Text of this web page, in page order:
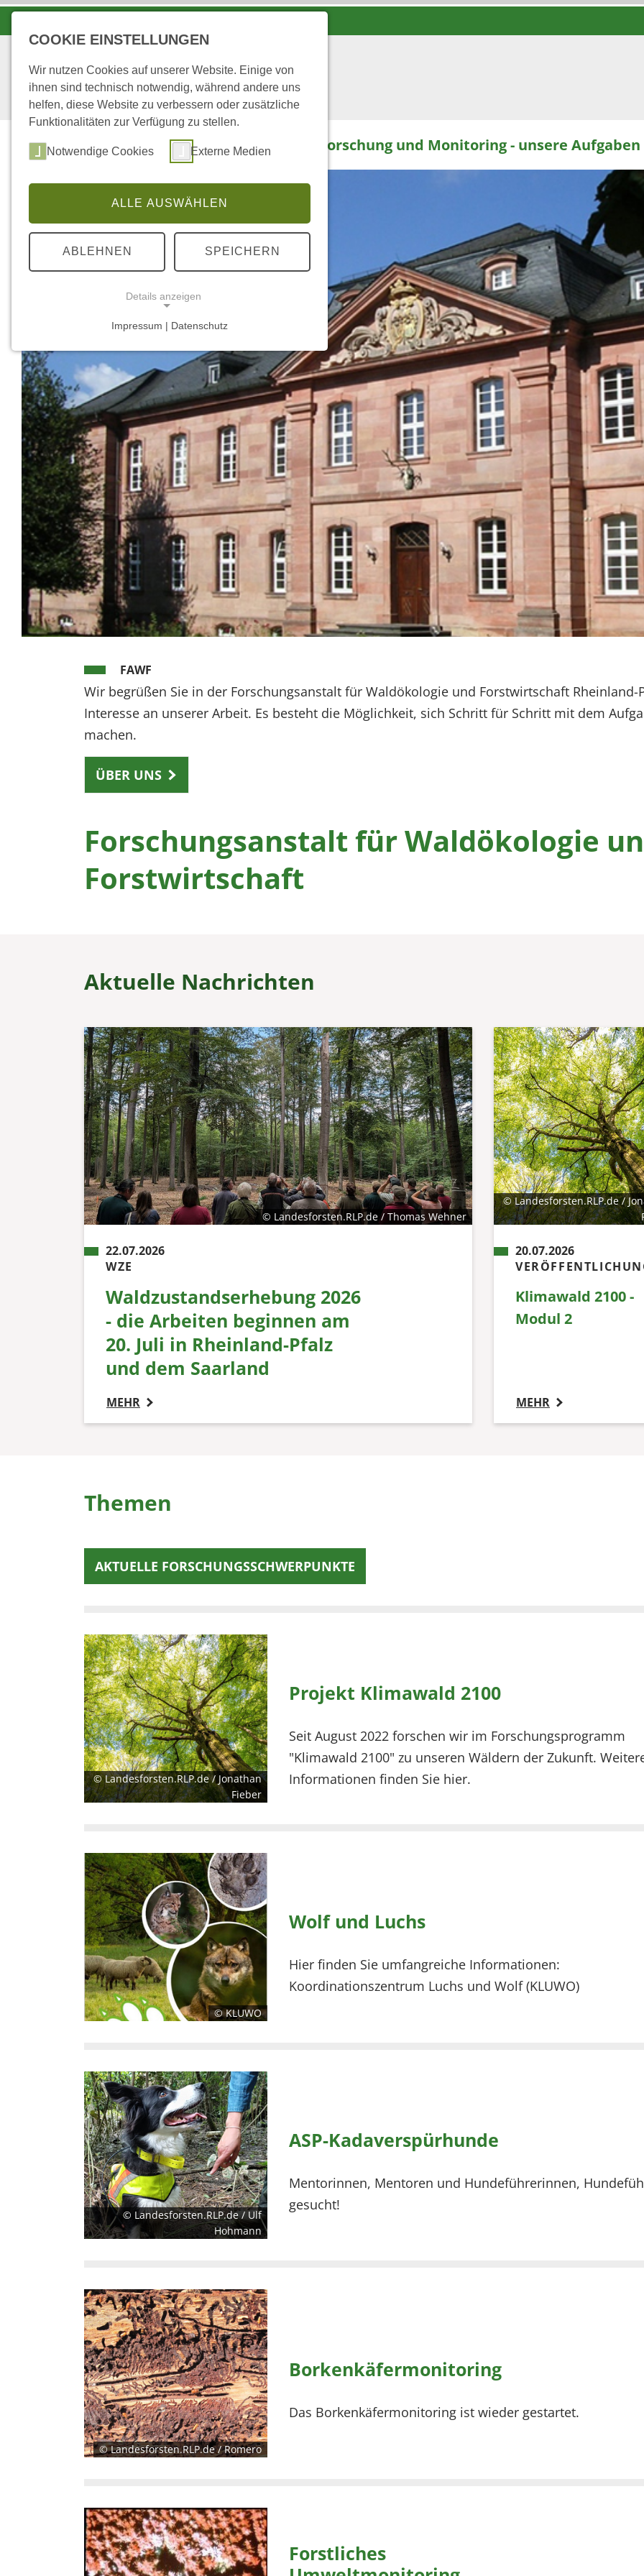
Start Über uns Forschung und Monitoring - unsere Aufgaben
FAWF
Wir begrüßen Sie in der Forschungsanstalt für Waldökologie und Forstwirtschaft Rheinland-
Interesse an unserer Arbeit. Es besteht die Möglichkeit, sich Schritt für Schritt mit dem
machen.
ÜBER UNS
Forschungsanstalt für Waldökologie
Forstwirtschaft
Aktuelle Nachrichten
© Landesforsten.RLP.de / Thomas Wehner
22.07.2026
WZE
Waldzustandserhebung 2026
- die Arbeiten beginnen am
20. Juli in Rheinland-Pfalz
und dem Saarland
MEHR
© Landesforsten.RLP.de /
20.07.2026
Klimawald 2100 -
Modul 2
MEHR
Themen
AKTUELLE FORSCHUNGSSCHWERPUNKTE
© Landesforsten.RLP.de / Jonathan
Fieber
Projekt Klimawald 2100
Seit August 2022 forschen wir im Forschungsprogramm
"Klimawald 2100" zu unseren Wäldern der Zukunft.
Informationen finden Sie hier.
© KLUWO
Wolf und Luchs
Hier finden Sie umfangreiche Informationen:
Koordinationszentrum Luchs und Wolf (KLUWO)
© Landesforsten.RLP.de / Ulf
Hohmann
ASP-Kadaverspürhunde
Mentorinnen, Mentoren und Hundeführerinnen,
gesucht!
© Landesforsten.RLP.de / Romero
Borkenkäfermonitoring
Das Borkenkäfermonitoring ist wieder gestartet.
Forstliches
COOKIE EINSTELLUNGEN
Wir nutzen Cookies auf unserer Website. Einige von
ihnen sind technisch notwendig, während andere uns
helfen, diese Website zu verbessern oder zusätzliche
Funktionalitäten zur Verfügung zu stellen.
Notwendige Cookies Externe Medien
ALLE AUSWÄHLEN
ABLEHNEN SPEICHERN
Details anzeigen
Notwendige Cookies ermöglichen grundlegende
Funktionen und sind für die einwandfreie Funktion
der Website erforderlich.
Einverständnis-Cookie
Name:
cookie_consent
Zweck:
Dieser Cookie speichert die
ausgewählten Einverständnis-
Optionen des Benutzers
Cookie
Laufzeit:
1 Jahr
EXTERNE MEDIEN
Plattformen anzeigen zu können, werden von
diesen externen Medien Cookies gesetzt.
Vimeo
Impressum | Datenschutz